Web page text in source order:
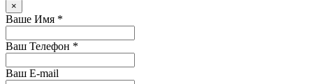
×
Ваше Имя *
Ваш Телефон *
Ваш E-mail